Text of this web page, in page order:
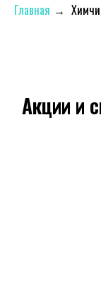
Главная →
Акции и